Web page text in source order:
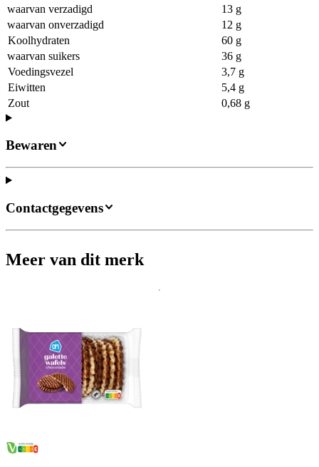
waarvan verzadigd
13 g
waarvan onverzadigd
12 g
Koolhydraten
60 g
waarvan suikers
36 g
Voedingsvezel
3,7 g
Eiwitten
5,4 g
Zout
0,68 g
Bewaren
Contactgegevens
Meer van dit merk